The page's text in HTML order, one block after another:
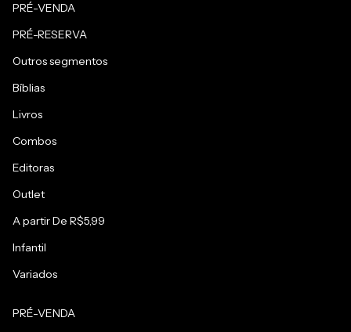
PRÉ-VENDA
PRÉ-RESERVA
Outros segmentos
Bíblias
Livros
Combos
Editoras
Outlet
A partir De R$5,99
Infantil
Variados
PRÉ-VENDA